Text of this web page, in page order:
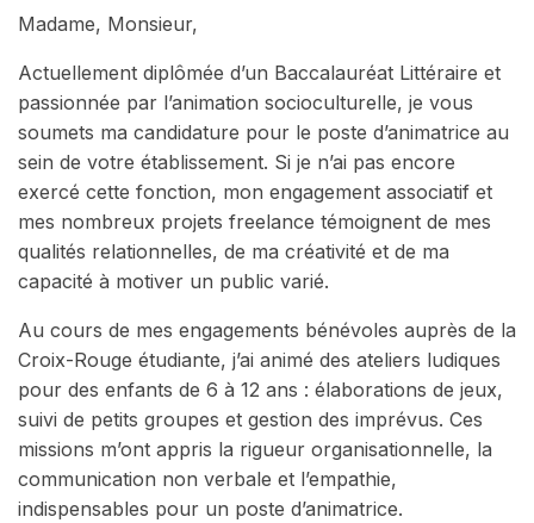
Madame, Monsieur,
Actuellement diplômée d’un Baccalauréat Littéraire et
passionnée par l’animation socioculturelle, je vous
soumets ma candidature pour le poste d’animatrice au
sein de votre établissement. Si je n’ai pas encore
exercé cette fonction, mon engagement associatif et
mes nombreux projets freelance témoignent de mes
qualités relationnelles, de ma créativité et de ma
capacité à motiver un public varié.
Au cours de mes engagements bénévoles auprès de la
Croix-Rouge étudiante, j’ai animé des ateliers ludiques
pour des enfants de 6 à 12 ans : élaborations de jeux,
suivi de petits groupes et gestion des imprévus. Ces
missions m’ont appris la rigueur organisationnelle, la
communication non verbale et l’empathie,
indispensables pour un poste d’animatrice.